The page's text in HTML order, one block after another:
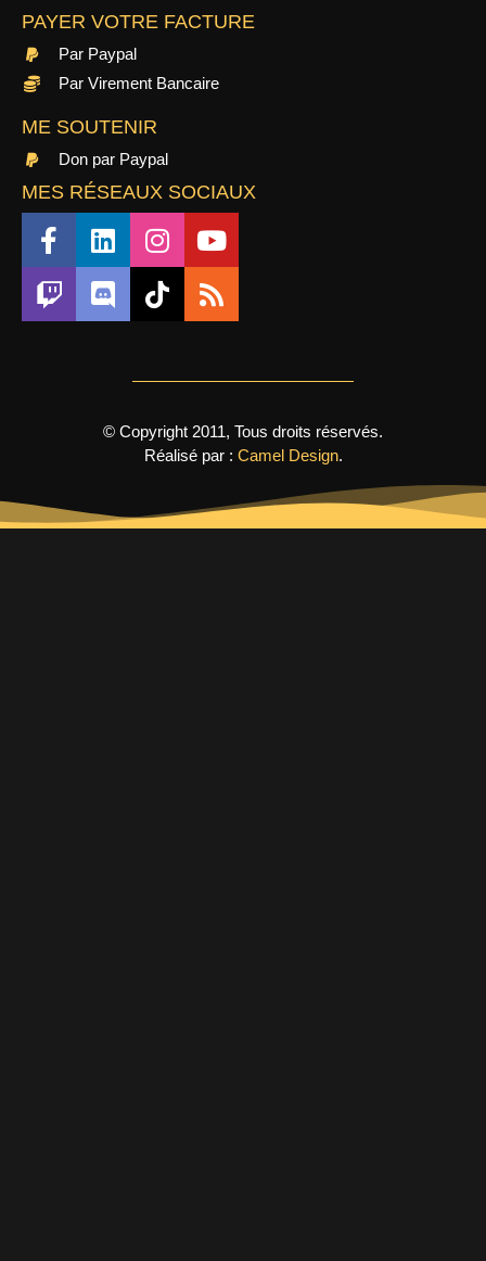
PAYER VOTRE FACTURE
Par Paypal
Par Virement Bancaire
ME SOUTENIR
Don par Paypal
MES RÉSEAUX SOCIAUX
© Copyright 2011, Tous droits réservés.
Réalisé par : Camel Design.